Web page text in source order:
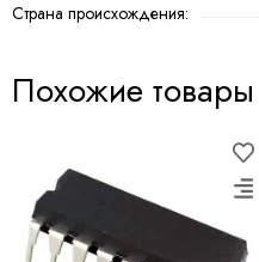
Страна происхождения:
Похожие товары